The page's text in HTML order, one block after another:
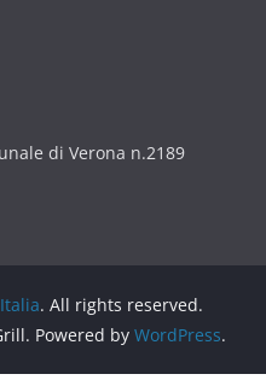
di Verona n.2189
. All rights reserved.
Powered by WordPress.